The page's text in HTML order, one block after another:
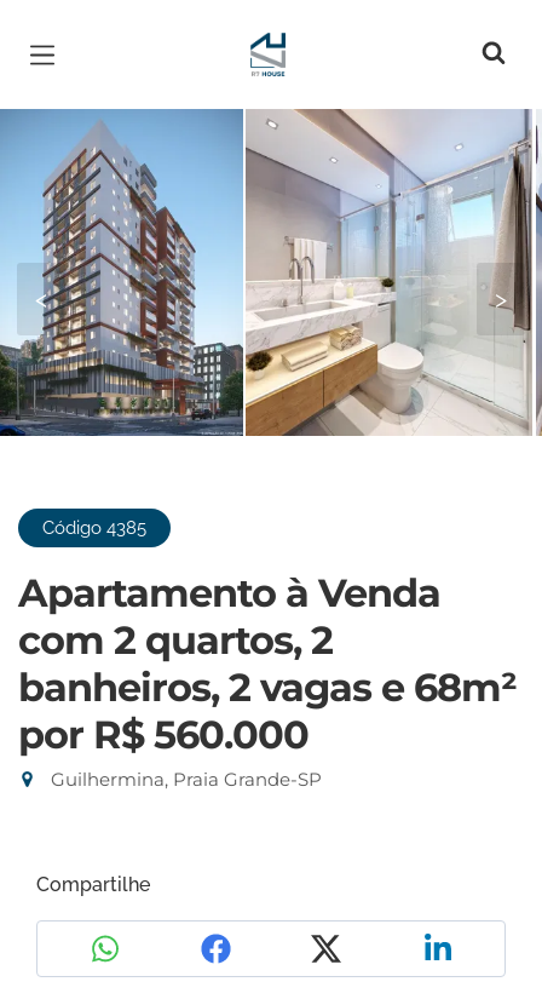
Página inicial
< >
Código 4385
Apartamento à Venda
com 2 quartos, 2
banheiros, 2 vagas e 68m²
por R$ 560.000
Guilhermina, Praia Grande-SP
Compartilhe